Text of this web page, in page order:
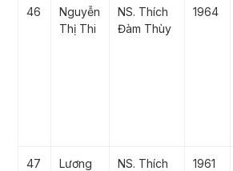
46
Nguyễn
Thị Thi
NS. Thích
Đàm Thùy
1964
47
Lương
NS. Thích
1961